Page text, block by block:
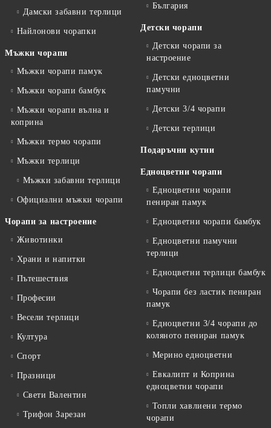
Дамски забавни терлици
Найлонови чорапки
Мъжки чорапи
Мъжки чорапи памук
Мъжки чорапи бамбук
Мъжки чорапи вълна и
коприна
Мъжки термо чорапи
Мъжки терлици
Мъжки забавни терлици
Официални мъжки чорапи
Чорапи за настроение
Животинки
Храни и напитки
Пътешествия
Професии
Весели терлици
Култура
Спорт
Празници
Свети Валентин
Трифон Зарезан
България
Детски чорапи
Детски чорапи за
настроение
Детски едноцветни
памучни
Детски 3/4 чорапи
Детски терлици
Подаръчни кутии
Едноцветни чорапи
Едноцветни чорапи
пениран памук
Едноцветни чорапи бамбук
Едноцветни памучни
терлици
Едноцветни терлици бамбук
Чорапи без ластик пениран
памук
Едноцветни 3/4 чорапи до
коляното пениран памук
Мерино едноцветни
Евкалипт и Коприна
едноцветни чорапи
Топли хавлиени термо
чорапи